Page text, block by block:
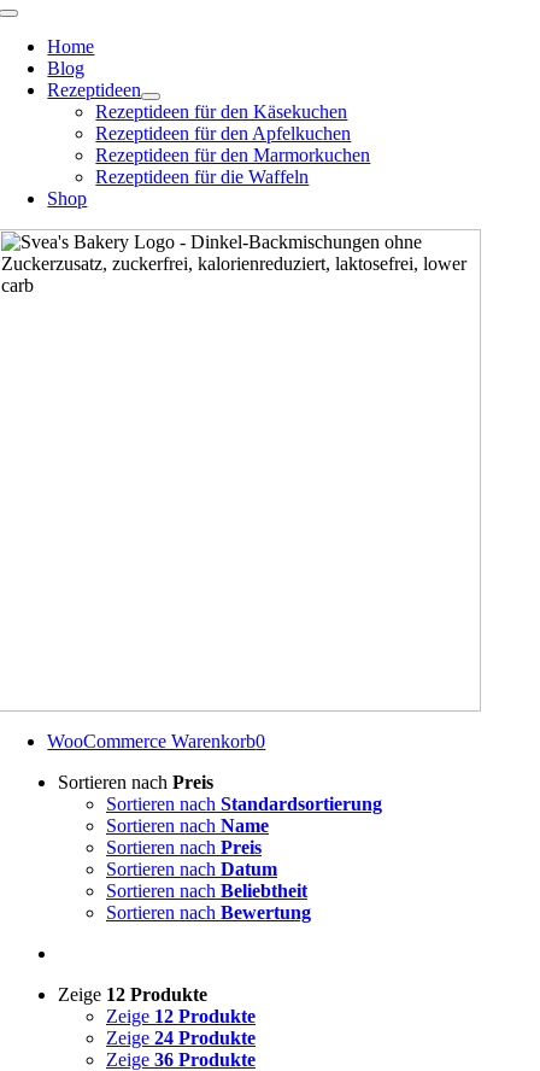
Zum
Inhalt
springen
Toggle
Navigation
Home
Blog
Rezeptideen
Rezeptideen für den Käsekuchen
Rezeptideen für den Apfelkuchen
Rezeptideen für den Marmorkuchen
Rezeptideen für die Waffeln
Shop
WooCommerce Warenkorb0
Sortieren nach Preis
Sortieren nach Standardsortierung
Sortieren nach Name
Sortieren nach Preis
Sortieren nach Datum
Sortieren nach Beliebtheit
Sortieren nach Bewertung
Zeige 12 Produkte
Zeige 12 Produkte
Zeige 24 Produkte
Zeige 36 Produkte